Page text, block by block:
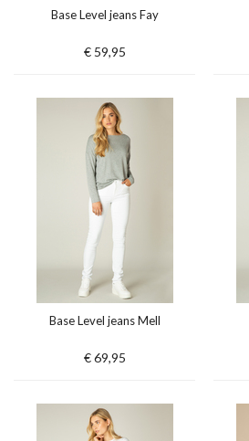
Base Level jeans Fay
€ 59,95
Base Level jeans Mell
€ 69,95